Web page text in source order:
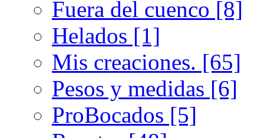
Fuera del cuenco [8]
Helados [1]
Mis creaciones. [65]
Pesos y medidas [6]
ProBocados [5]